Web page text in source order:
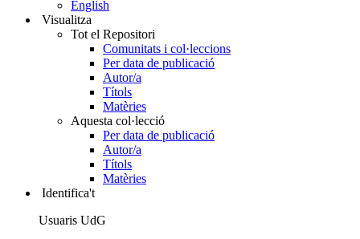
English
Visualitza
Tot el Repositori
Comunitats i col·leccions
Per data de publicació
Autor/a
Títols
Matèries
Aquesta col·lecció
Per data de publicació
Autor/a
Títols
Matèries
Identifica't
Usuaris UdG